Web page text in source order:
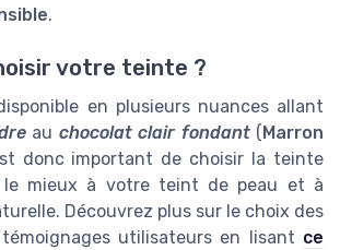
.
votre teinte ?
en plusieurs nuances allant
au chocolat clair fondant(Marron
donc important de choisir la teinte
le mieux à votre teint de peau et à
Découvrez plus sur le choix des
utilisateurs en lisant ce